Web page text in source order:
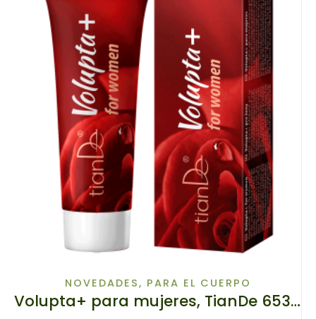
NOVEDADES, PARA EL CUERPO
Volupta+ para mujeres, TianDe 65301-2, Peso: 15 g, PLACER EN LA CAMA: ¡Despierta tu sensualidad!